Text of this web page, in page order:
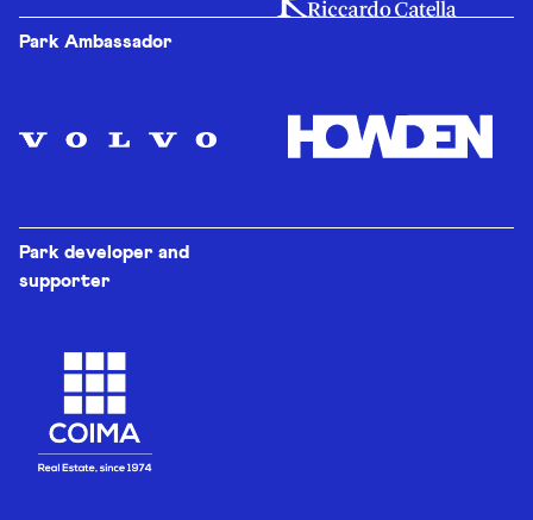
Park Ambassador
Park developer and
supporter